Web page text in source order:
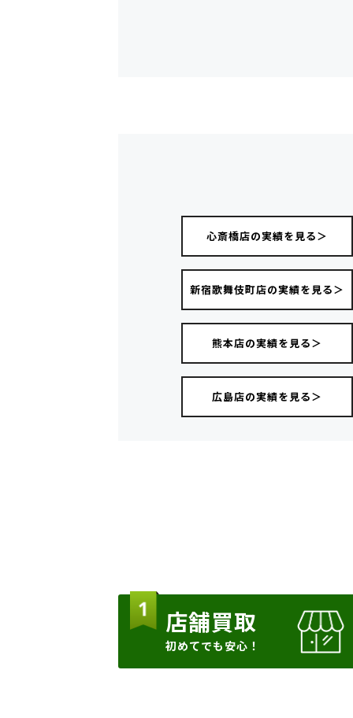
心斎橋店の実績を見る＞
新宿歌舞伎町店の実績を見る＞
熊本店の実績を見る＞
広島店の実績を見る＞
店舗買取
初めてでも安心！